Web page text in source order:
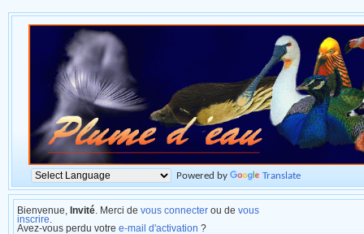
Powered by Translate
Bienvenue, Invité . Merci de vous connecter ou de vous
inscrire
Avez-vous perdu votre e-mail d'activation ?